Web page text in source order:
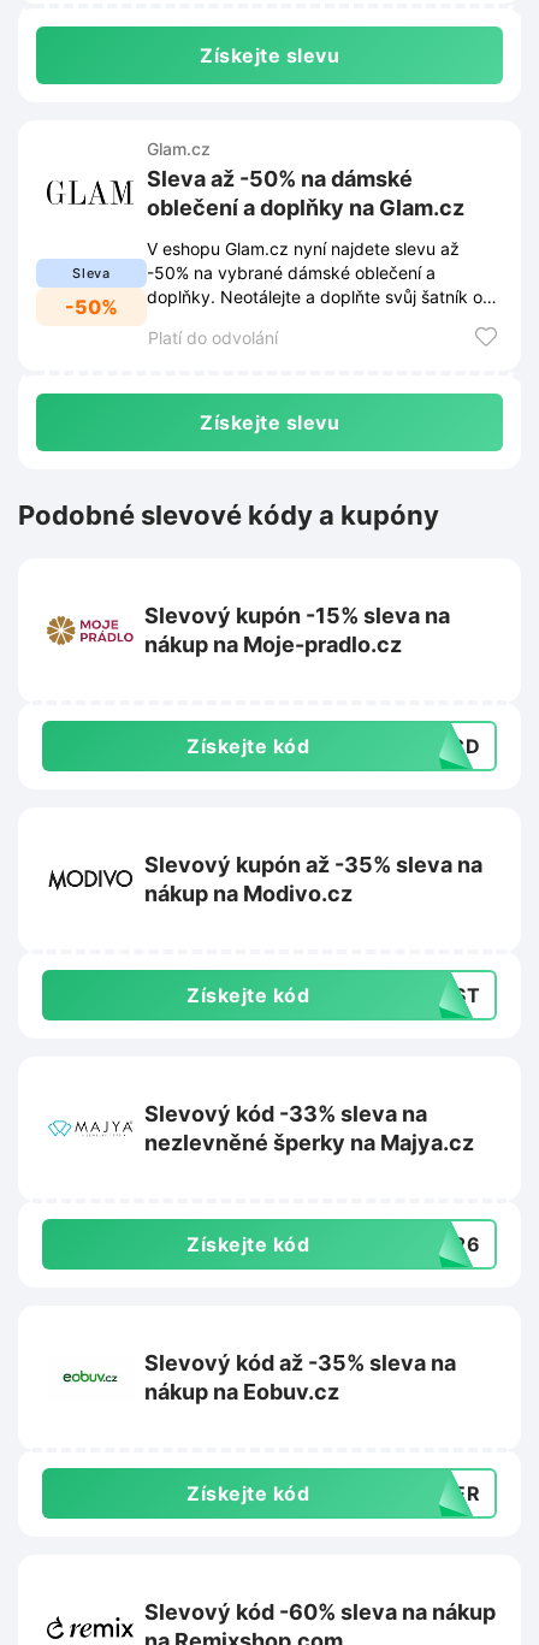
Získejte slevu
Sleva
-50%
Glam.cz
Sleva až -50% na dámské
oblečení a doplňky na Glam.cz
V eshopu Glam.cz nyní najdete slevu až
-50% na vybrané dámské oblečení a
doplňky. Neotálejte a doplňte svůj šatník o
Platí do odvolání
Získejte slevu
Podobné slevové kódy a kupóny
Slevový kupón -15% sleva na
nákup na Moje-pradlo.cz
Získejte kód 28CD
Slevový kupón až -35% sleva na
nákup na Modivo.cz
Získejte kód LAST
Slevový kód -33% sleva na
nezlevněné šperky na Majya.cz
Získejte kód 7326
Slevový kód až -35% sleva na
nákup na Eobuv.cz
Získejte kód MMER
Slevový kód -60% sleva na nákup